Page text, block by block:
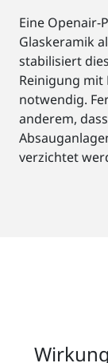
Eine Openair-
Glaskeramik
stabilisiert
Reinigung
notwendig.
anderem,
verzichtet